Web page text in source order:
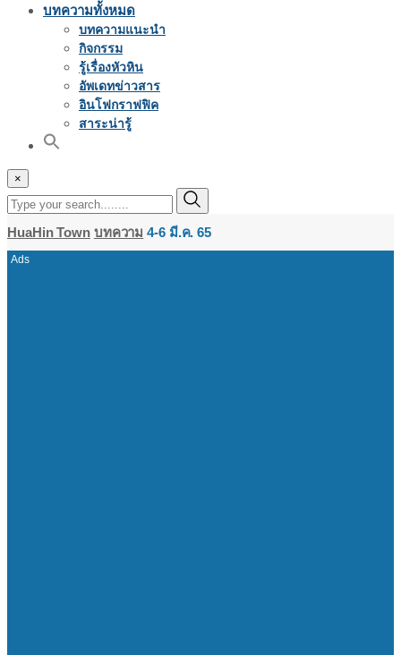
บทความทั้งหมด
บทความแนะนำ
กิจกรรม
รู้เรื่องหัวหิน
อัพเดทข่าวสาร
อินโฟกราฟฟิค
สาระน่ารู้
×
HuaHin Town บทความ 4-6 มี.ค. 65